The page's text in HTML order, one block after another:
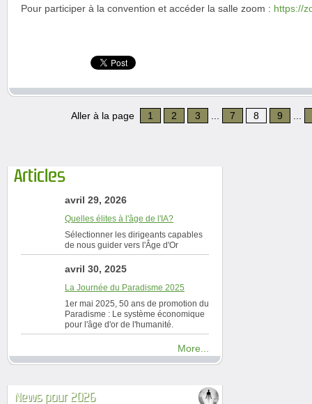
Pour participer à la convention et accéder la salle zoom : https://
Aller à la page 1 2 3 7 8 9
Articles
avril 29, 2026
Quelles élites à l'âge de l'IA?
Sélectionner les dirigeants capables
de nous guider vers l'Âge d'Or
avril 30, 2025
La Journée du Paradisme 2025
1er mai 2025, 50 ans de promotion du
Paradisme : Le système économique
pour l'âge d'or de l'humanité.
More...
News pour 2026